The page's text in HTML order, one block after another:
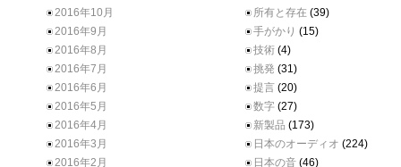
2016年10月
2016年9月
2016年8月
2016年7月
2016年6月
2016年5月
2016年4月
2016年3月
2016年2月
所有と存在 (39)
手がかり (15)
技術 (4)
挑発 (31)
提言 (20)
数字 (27)
新製品 (173)
日本のオーディオ (224)
日本の音 (46)